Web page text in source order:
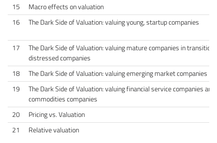
15
Macro effects on valuation
16
The Dark Side of Valuation: valuing young, startup companies
17
The Dark Side of Valuation: valuing mature companies in
distressed companies
18
The Dark Side of Valuation: valuing emerging market companies
19
The Dark Side of Valuation: valuing financial service companies
commodities companies
20
Pricing vs. Valuation
21
Relative valuation